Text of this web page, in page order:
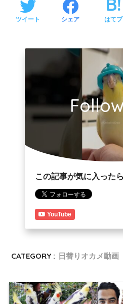
ツイート シェア はてブ
この記事が気に入った
YouTube
CATEGORY : 日替りオカメ動画